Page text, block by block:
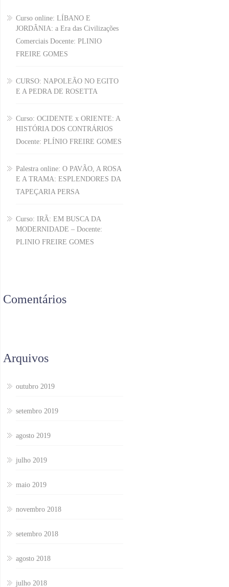
Curso online: LÍBANO E
JORDÂNIA: a Era das Civilizações
Comerciais Docente: PLINIO
FREIRE GOMES
CURSO: NAPOLEÃO NO EGITO
E A PEDRA DE ROSETTA
Curso: OCIDENTE x ORIENTE: A
HISTÓRIA DOS CONTRÁRIOS
Docente: PLÍNIO FREIRE GOMES
Palestra online: O PAVÃO, A ROSA
E A TRAMA: ESPLENDORES DA
TAPEÇARIA PERSA
Curso: IRÃ: EM BUSCA DA
MODERNIDADE – Docente:
PLINIO FREIRE GOMES
Comentários
Arquivos
outubro 2019
setembro 2019
agosto 2019
julho 2019
maio 2019
novembro 2018
setembro 2018
agosto 2018
julho 2018